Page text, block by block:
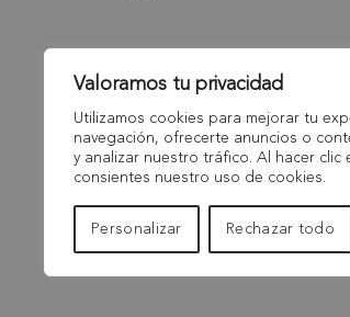
Valoramos tu privacidad
Utilizamos cookies para mejorar tu
navegación, ofrecerte anuncios o
y analizar nuestro tráfico. Al hacer
consientes nuestro uso de cookies.
Personalizar Rechazar todo